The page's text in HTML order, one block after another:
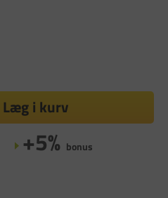
Læg i kurv
+5% bonus